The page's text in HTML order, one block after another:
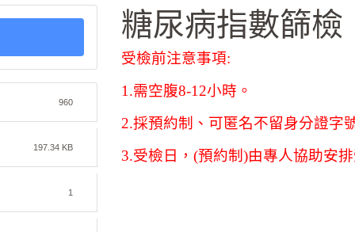
960
197.34 KB
1
糖尿病指數篩檢
受檢前注意事項:
1.需空腹8-12小時。
2.採預約制、可匿名不留身分證字
3.受檢日，(預約制)由專人協助安